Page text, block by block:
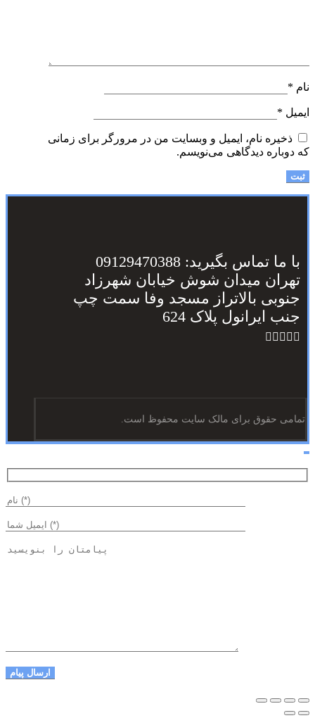
نام *
ایمیل *
ذخیره نام، ایمیل و وبسایت من در مرورگر برای زمانی
که دوباره دیدگاهی می‌نویسم.
با ما تماس بگیرید: 09129470388
تهران میدان شوش خیابان شهرزاد
جنوبی بالاتراز مسجد وفا سمت چپ
جنب ایرانول پلاک 624
تمامی حقوق برای مالک سایت محفوظ است.